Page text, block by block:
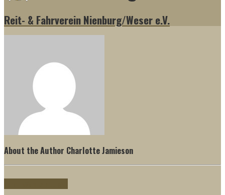
Reit- & Fahrverein Nienburg/Weser e.V.
About the Author Charlotte Jamieson